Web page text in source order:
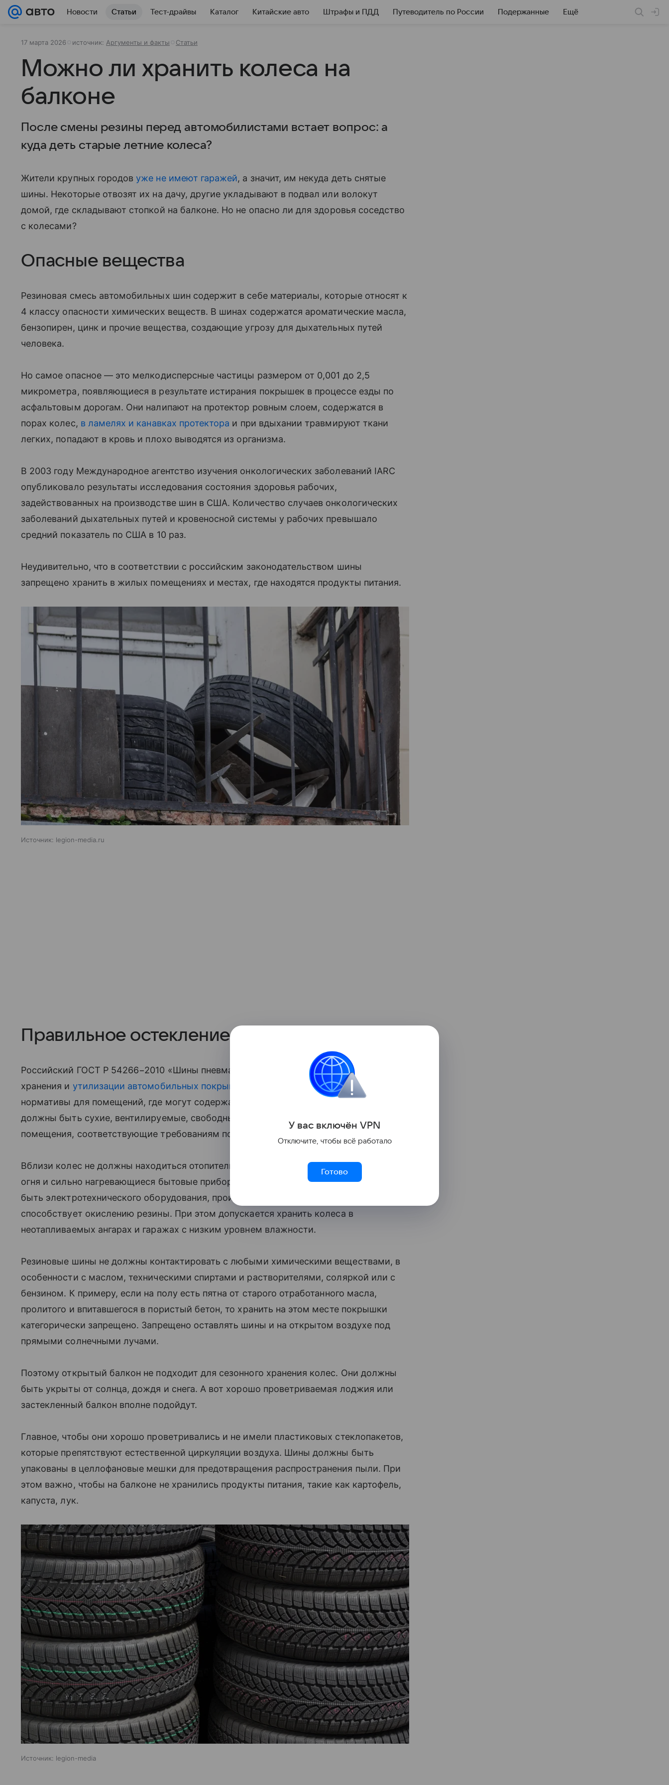
Новости Статьи Тест-драйвы Каталог Китайские авто Штрафы и ПДД Путеводитель по России Подержанные Ещё
17 марта 2026 источник: Аргументы и факты Статьи
Можно ли хранить колеса на
балконе
После смены резины перед автомобилистами встает вопрос: а
куда деть старые летние колеса?
Жители крупных городовуже не имеют гаражей, а значит, им некуда деть снятые
шины. Некоторые отвозят их на дачу, другие укладывают в подвал или волокут
домой, где складывают стопкой на балконе. Но не опасно ли для здоровья соседство
с колесами?
Опасные вещества
Резиновая смесь автомобильных шин содержит в себе материалы, которые относят к
4 классу опасности химических веществ. В шинах содержатся ароматические масла,
бензопирен, цинк и прочие вещества, создающие угрозу для дыхательных путей
человека.
Но самое опасное — это мелкодисперсные частицы размером от 0,001 до 2,5
микрометра, появляющиеся в результате истирания покрышек в процессе езды по
асфальтовым дорогам. Они налипают на протектор ровным слоем, содержатся в
порах колес, в ламелях и канавках протектора и при вдыхании травмируют ткани
легких, попадают в кровь и плохо выводятся из организма.
В 2003 году Международное агентство изучения онкологических заболеваний IARC
опубликовало результаты исследования состояния здоровья рабочих,
задействованных на производстве шин в США. Количество случаев онкологических
заболеваний дыхательных путей и кровеносной системы у рабочих превышало
средний показатель по США в 10 раз.
Неудивительно, что в соответствии с российским законодательством шины
запрещено хранить в жилых помещениях и местах, где находятся продукты питания.
Источник: legion-media.ru
Правильное остекление
Российский ГОСТ Р 54266−2010 «Шины пневматические» регламентирует правила
хранения и утилизации автомобильных покрышек
. В шестой главе приводятся
нормативы для помещений, где могут содержаться автомобильные колеса. Это
должны быть сухие, вентилируемые, свободные от посторонних предметов
помещения, соответствующие требованиям пожарной безопасности.
Вблизи колес не должны находиться отопительные приборы, открытые источники
огня и сильно нагревающиеся бытовые приборы. В помещениях также не должно
быть электротехнического оборудования, производящего озон, потому как этот газ
способствует окислению резины. При этом допускается хранить колеса в
неотапливаемых ангарах и гаражах с низким уровнем влажности.
Резиновые шины не должны контактировать с любыми химическими веществами, в
особенности с маслом, техническими спиртами и растворителями, соляркой или с
бензином. К примеру, если на полу есть пятна от старого отработанного масла,
пролитого и впитавшегося в пористый бетон, то хранить на этом месте покрышки
категорически запрещено. Запрещено оставлять шины и на открытом воздухе под
прямыми солнечными лучами.
Поэтому открытый балкон не подходит для сезонного хранения колес. Они должны
быть укрыты от солнца, дождя и снега. А вот хорошо проветриваемая лоджия или
застекленный балкон вполне подойдут.
Главное, чтобы они хорошо проветривались и не имели пластиковых стеклопакетов,
которые препятствуют естественной циркуляции воздуха. Шины должны быть
упакованы в целлофановые мешки для предотвращения распространения пыли. При
этом важно, чтобы на балконе не хранились продукты питания, такие как картофель,
капуста, лук.
Источник: legion-media
У вас включён VPN
Отключите, чтобы всё работало
Готово